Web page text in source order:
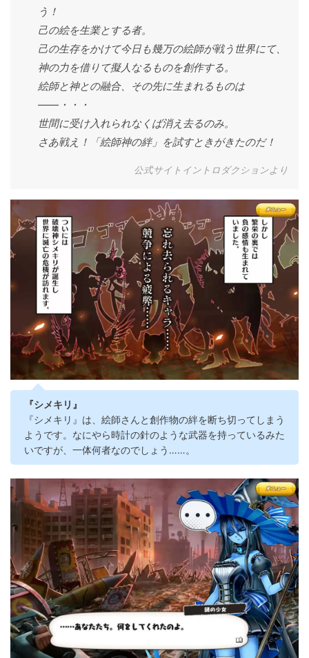
う！
己の絵を生業とする者。
己の生存をかけて今日も幾万の絵師が戦う世界にて、
神の力を借りて擬人なるものを創作する。
絵師と神との融合、その先に生まれるものは
――・・・
世間に受け入れられなくば消え去るのみ。
さあ戦え！「絵師神の絆」を試すときがきたのだ！
公式サイトイントロダクションより
『シメキリ』
『シメキリ』は、絵師さんと創作物の絆を断ち切ってしまう
ようです。なにやら時計の針のような武器を持っているみた
いですが、一体何者なのでしょう……。